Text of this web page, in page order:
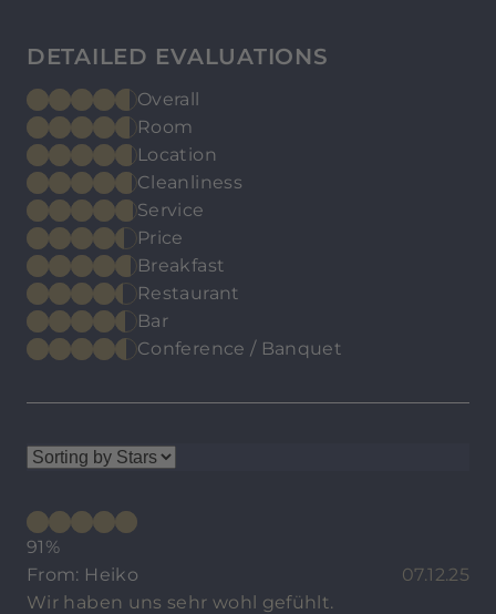
DETAILED EVALUATIONS
Overall
Room
Location
Cleanliness
Service
Price
Breakfast
Restaurant
Bar
Conference / Banquet
91%
From: Heiko
07.12.25
Wir haben uns sehr wohl gefühlt.